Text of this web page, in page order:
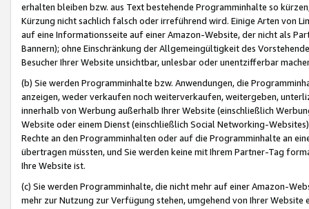
erhalten bleiben bzw. aus Text bestehende Programminhalte so
Kürzung nicht sachlich falsch oder irreführend wird. Einige Arten von
auf eine Informationsseite auf einer Amazon-Website, der nicht als
Bannern); ohne Einschränkung der Allgemeingültigkeit des
Besucher Ihrer Website unsichtbar, unlesbar oder unentzifferbar
(b) Sie werden Programminhalte bzw. Anwendungen, die
anzeigen, weder verkaufen noch weiterverkaufen, weitergeben,
innerhalb von Werbung außerhalb Ihrer Website (einschließlich
Website oder einem Dienst (einschließlich Social Networking-
Rechte an den Programminhalten oder auf die Programminhalte an
übertragen müssten, und Sie werden keine mit Ihrem Partner-Tag
Ihre Website ist.
(c) Sie werden Programminhalte, die nicht mehr auf einer Amazon-
mehr zur Nutzung zur Verfügung stehen, umgehend von Ihrer